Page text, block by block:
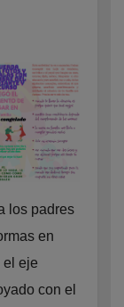
los padres
en
el eje
con el